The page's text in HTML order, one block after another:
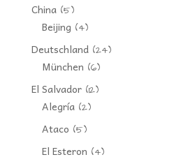
China(5)
Beijing (4)
Deutschland(24)
München (6)
El Salvador(12)
Alegría(2)
Ataco (5)
El Esteron (4)